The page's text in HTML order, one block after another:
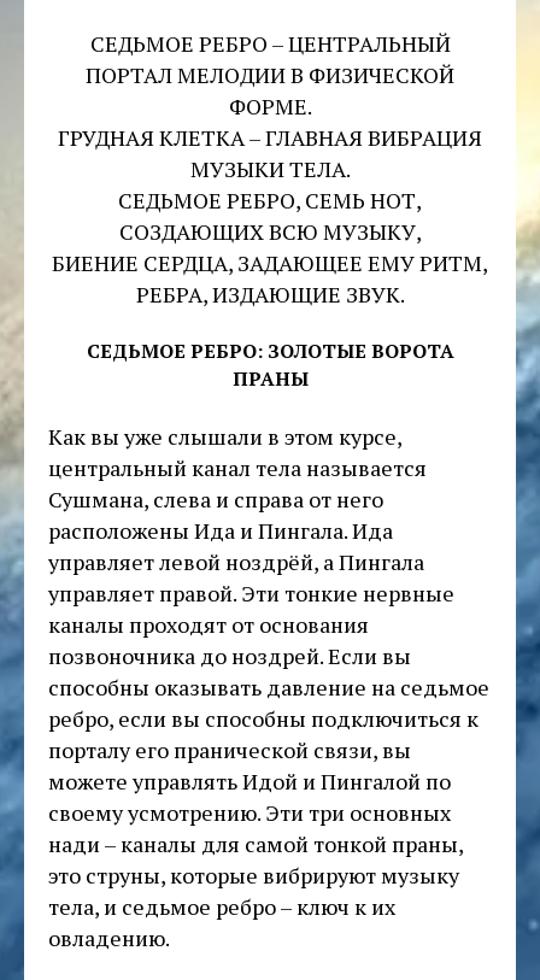
СЕДЬМОЕ РЕБРО – ЦЕНТРАЛЬНЫЙ
ПОРТАЛ МЕЛОДИИ В ФИЗИЧЕСКОЙ
ФОРМЕ.
ГРУДНАЯ КЛЕТКА – ГЛАВНАЯ ВИБРАЦИЯ
МУЗЫКИ ТЕЛА.
СЕДЬМОЕ РЕБРО, СЕМЬ НОТ,
СОЗДАЮЩИХ ВСЮ МУЗЫКУ,
БИЕНИЕ СЕРДЦА, ЗАДАЮЩЕЕ ЕМУ РИТМ,
РЕБРА, ИЗДАЮЩИЕ ЗВУК.
СЕДЬМОЕ РЕБРО: ЗОЛОТЫЕ ВОРОТА
ПРАНЫ
Как вы уже слышали в этом курсе,
центральный канал тела называется
Сушмана, слева и справа от него
расположены Ида и Пингала. Ида
управляет левой ноздрёй, а Пингала
управляет правой. Эти тонкие нервные
каналы проходят от основания
позвоночника до ноздрей. Если вы
способны оказывать давление на седьмое
ребро, если вы способны подключиться к
порталу его пранической связи, вы
можете управлять Идой и Пингалой по
своему усмотрению. Эти три основных
нади – каналы для самой тонкой праны,
это струны, которые вибрируют музыку
тела, и седьмое ребро – ключ к их
овладению.